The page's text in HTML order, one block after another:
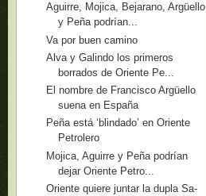
Aguirre, Mojica, Bejarano, Argüello
y Peña podrían...
Va por buen camino
Alva y Galindo los primeros
borrados de Oriente Pe...
El nombre de Francisco Argüello
suena en España
Peña está ‘blindado’ en Oriente
Petrolero
Mojica, Aguirre y Peña podrían
dejar Oriente Petro...
Oriente quiere juntar la dupla Sa-